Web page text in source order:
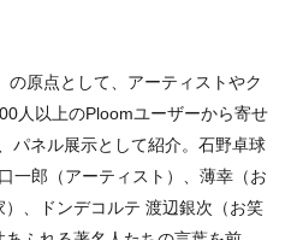
の原点として、アーティストやク
人以上のPloomユーザーから寄せ
パネル展示として紹介。石野卓球
一郎（アーティスト）、薄幸（お
、ドンデコルテ 渡辺銀次（お笑